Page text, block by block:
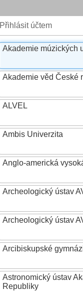
Přihlásit účtem
Akademie múzických
Akademie věd České
ALVEL
Ambis Univerzita
Anglo-americká
Archeologický ústav
Archeologický ústav
Arcibiskupské
Astronomický ústav
Republiky